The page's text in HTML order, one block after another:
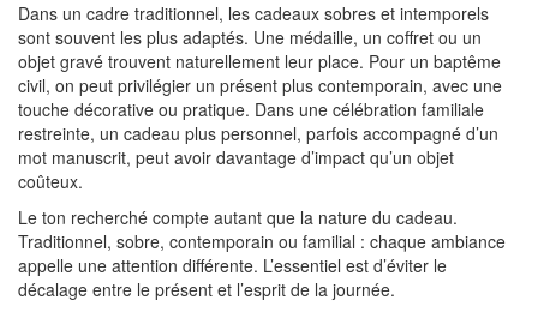
Dans un cadre traditionnel, les cadeaux sobres et intemporels
sont souvent les plus adaptés. Une médaille, un coffret ou un
objet gravé trouvent naturellement leur place. Pour un baptême
civil, on peut privilégier un présent plus contemporain, avec une
touche décorative ou pratique. Dans une célébration familiale
restreinte, un cadeau plus personnel, parfois accompagné d’un
mot manuscrit, peut avoir davantage d’impact qu’un objet
coûteux.
Le ton recherché compte autant que la nature du cadeau.
Traditionnel, sobre, contemporain ou familial : chaque ambiance
appelle une attention différente. L’essentiel est d’éviter le
décalage entre le présent et l’esprit de la journée.